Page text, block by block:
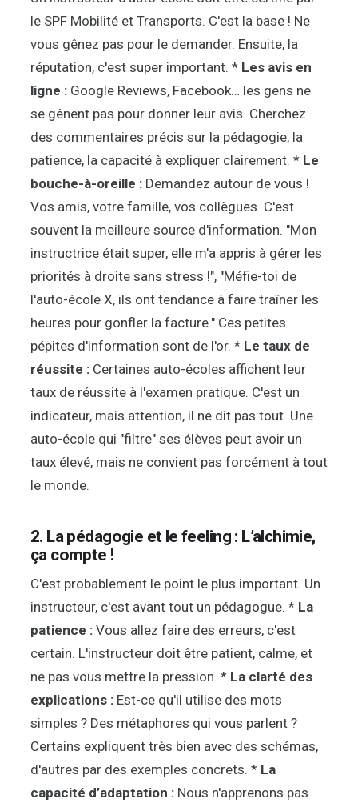
le SPF Mobilité et Transports. C'est la base ! Ne
vous gênez pas pour le demander. Ensuite, la
réputation, c'est super important. * Les avis en
ligne : Google Reviews, Facebook… les gens ne
se gênent pas pour donner leur avis. Cherchez
des commentaires précis sur la pédagogie, la
patience, la capacité à expliquer clairement. * Le
bouche-à-oreille : Demandez autour de vous !
Vos amis, votre famille, vos collègues. C'est
souvent la meilleure source d'information. "Mon
instructrice était super, elle m'a appris à gérer les
priorités à droite sans stress !", "Méfie-toi de
l'auto-école X, ils ont tendance à faire traîner les
heures pour gonfler la facture." Ces petites
pépites d'information sont de l'or. * Le taux de
réussite : Certaines auto-écoles affichent leur
taux de réussite à l'examen pratique. C'est un
indicateur, mais attention, il ne dit pas tout. Une
auto-école qui "filtre" ses élèves peut avoir un
taux élevé, mais ne convient pas forcément à tout
le monde.
2. La pédagogie et le feeling : L’alchimie,
ça compte !
C'est probablement le point le plus important. Un
instructeur, c'est avant tout un pédagogue. * La
patience : Vous allez faire des erreurs, c'est
certain. L'instructeur doit être patient, calme, et
ne pas vous mettre la pression. * La clarté des
explications : Est-ce qu'il utilise des mots
simples ? Des métaphores qui vous parlent ?
Certains expliquent très bien avec des schémas,
d'autres par des exemples concrets. * La
capacité d’adaptation : Nous n'apprenons pas